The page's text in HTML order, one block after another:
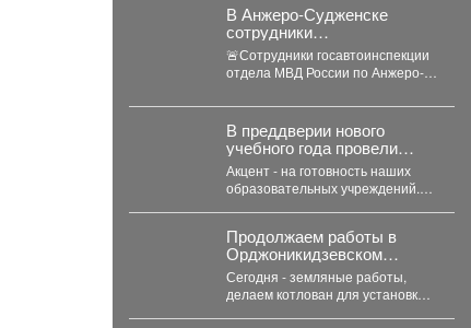
В Анжеро-Судженске
сотрудники
госавтоинспекции оказали
доврачебную помощь
мужчине, пострадавшему
от укуса гадюки
🚨Сотрудники госавтоинспекции
отдела МВД России по Анжеро-
капитан полиции Виктор Шуман и
лейтенант...
В преддверии нового
учебного года провели
заседание Комиссии по
чрезвычайным ситуациям и
пожарной безопасности.
Акцент - на готовность наших
образовательных учреждений.
Учреждения...
Продолжаем работы в
Орджоникидзевском
районе.
Сегодня - земляные работы,
делаем котлован для установки